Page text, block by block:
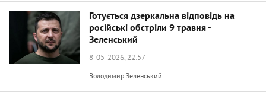
Готується дзеркальна відповідь на
російські обстріли 9 травня -
Зеленський
8-05-2026, 22:57
Володимир Зеленський